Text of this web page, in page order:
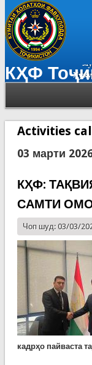
КҲФ
Activities
03 марти
КҲФ:
САМТИ
Чоп шуд: 03/03/
кадрҳо пайваста